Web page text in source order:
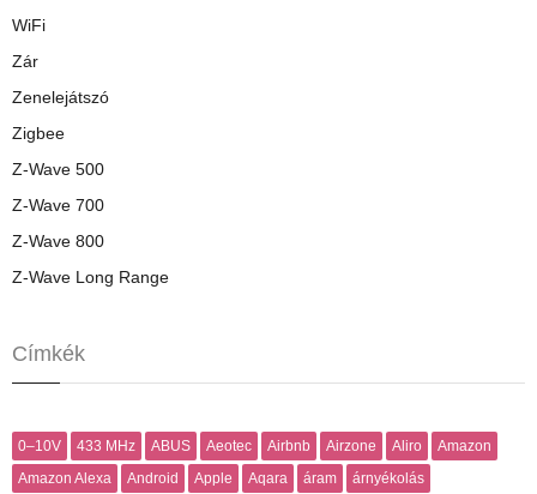
WiFi
Zár
Zenelejátszó
Zigbee
Z-Wave 500
Z-Wave 700
Z-Wave 800
Z-Wave Long Range
Címkék
0–10V 433 MHz ABUS Aeotec Airbnb Airzone Aliro
Amazon
Amazon Alexa
Android Apple Aqara áram
árnyékolás